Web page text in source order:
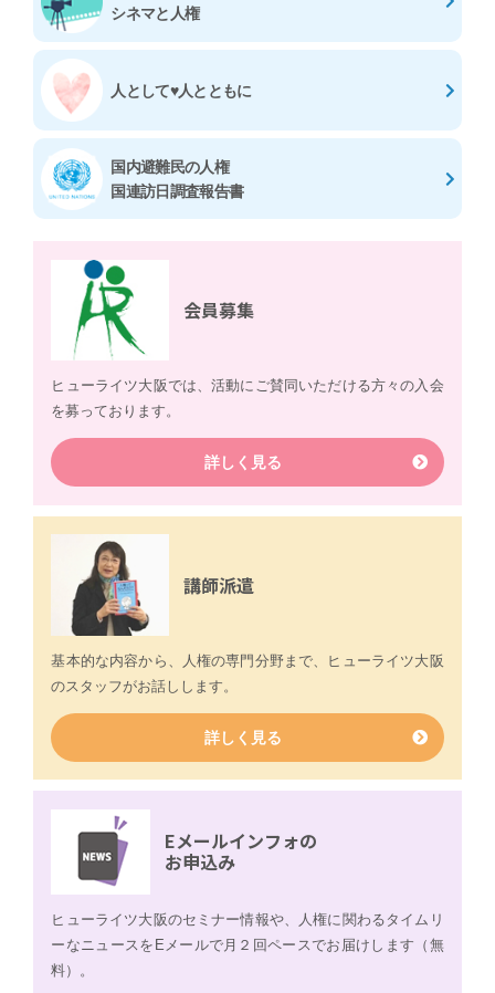
シネマと人権
人として♥人とともに
国内避難民の人権
国連訪日調査報告書
会員募集
ヒューライツ大阪では、活動にご賛同いただける方々の入会
を募っております。
詳しく見る
講師派遣
基本的な内容から、人権の専門分野まで、ヒューライツ大阪
のスタッフがお話しします。
詳しく見る
Eメールインフォの
お申込み
ヒューライツ大阪のセミナー情報や、人権に関わるタイムリ
ーなニュースをEメールで月２回ペースでお届けします（無
料）。